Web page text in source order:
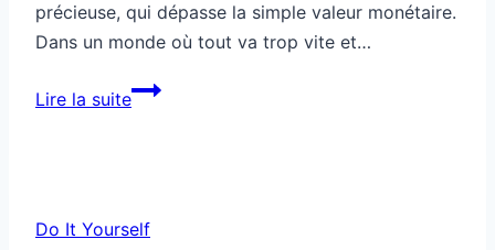
précieuse, qui dépasse la simple valeur monétaire.
Dans un monde où tout va trop vite et…
Lire la suiteCadeaux
exploser
Do It Yourself